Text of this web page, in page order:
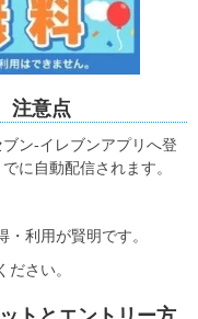
注意点
ン‐イレブンアプリへ登
に自動配信されます。
利用が賢明です。
ださい。